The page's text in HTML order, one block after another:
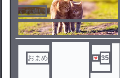
3
すれ違い
おまめ 35